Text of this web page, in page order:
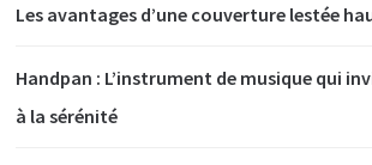
Les avantages d’une couverture lestée
Handpan : L’instrument de musique qui
à la sérénité